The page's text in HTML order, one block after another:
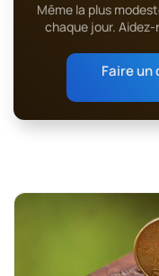
Même la plus
chaque jour.
Faire un